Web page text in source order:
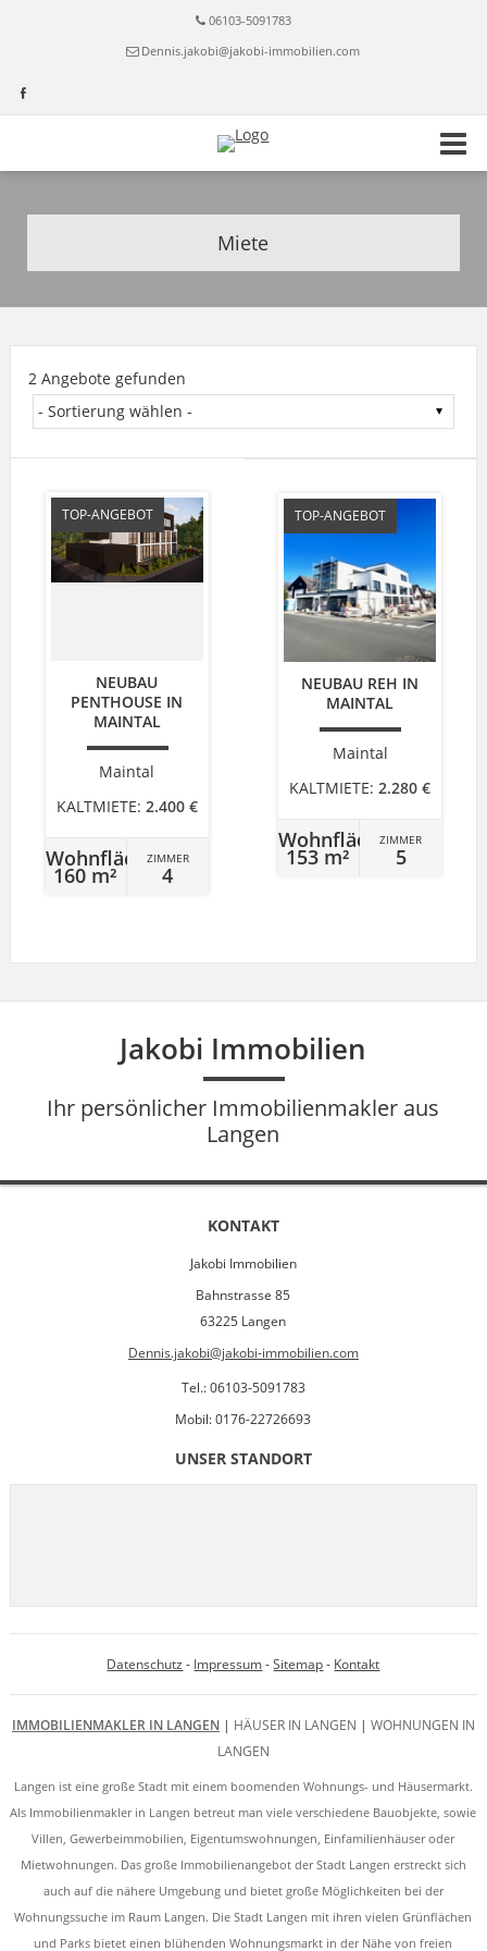
06103-5091783
Dennis.jakobi@jakobi-immobilien.com
Miete
2 Angebote gefunden
TOP-ANGEBOT
NEUBAU
PENTHOUSE IN
MAINTAL
Maintal
KALTMIETE: 2.400 €
Wohnfläche
160 m²
ZIMMER
4
TOP-ANGEBOT
NEUBAU REH IN
MAINTAL
Maintal
KALTMIETE: 2.280 €
Wohnfläche
153 m²
ZIMMER
5
Jakobi Immobilien
Ihr persönlicher Immobilienmakler aus
Langen
KONTAKT
Jakobi Immobilien
Bahnstrasse 85
63225 Langen
Dennis.jakobi@jakobi-immobilien.com
Tel.: 06103-5091783
Mobil: 0176-22726693
UNSER STANDORT
Datenschutz - Impressum-Sitemap- Kontakt
IMMOBILIENMAKLER IN LANGEN| HÄUSER IN LANGEN | WOHNUNGEN IN
LANGEN
Langen ist eine große Stadt mit einem boomenden Wohnungs- und Häusermarkt.
Als Immobilienmakler in Langen betreut man viele verschiedene Bauobjekte, sowie
Villen, Gewerbeimmobilien, Eigentumswohnungen, Einfamilienhäuser oder
Mietwohnungen. Das große Immobilienangebot der Stadt Langen erstreckt sich
auch auf die nähere Umgebung und bietet große Möglichkeiten bei der
Wohnungssuche im Raum Langen. Die Stadt Langen mit ihren vielen Grünflächen
und Parks bietet einen blühenden Wohnungsmarkt in der Nähe von freien